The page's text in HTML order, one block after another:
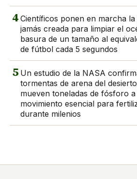
4 Científicos ponen en marcha
jamás creada para limpiar el
basura de un tamaño al
de fútbol cada 5 segundos
5 Un estudio de la NASA
tormentas de arena del
mueven toneladas de fósforo
movimiento esencial para
durante milenios